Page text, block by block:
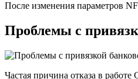
После изменения параметров
Проблемы с
Частая причина отказа в